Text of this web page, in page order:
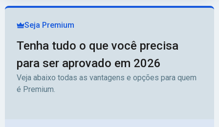
Seja Premium
Tenha tudo o que você precisa
para ser aprovado em 2026
Veja abaixo todas as vantagens e opções para quem
é Premium.